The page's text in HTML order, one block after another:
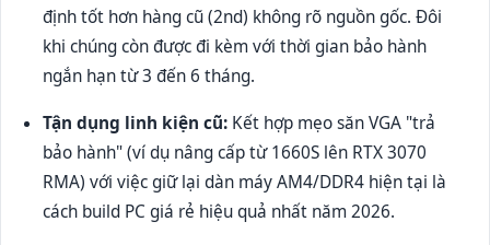
định tốt hơn hàng cũ (2nd) không rõ nguồn gốc. Đôi
khi chúng còn được đi kèm với thời gian bảo hành
ngắn hạn từ 3 đến 6 tháng.
Tận dụng linh kiện cũ: Kết hợp mẹo săn VGA "trả
bảo hành" (ví dụ nâng cấp từ 1660S lên RTX 3070
RMA) với việc giữ lại dàn máy AM4/DDR4 hiện tại là
cách build PC giá rẻ hiệu quả nhất năm 2026.